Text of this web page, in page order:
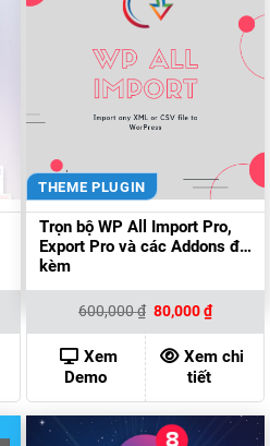
₫.
THEME PLUGIN
Trọn bộ WP All Import Pro,
Export Pro và các Addons đi
kèm
600,000₫ Giá
gốc
là:
600,000 ₫.
80,000₫Giá
hiện
tại
là:
80,000
Xem
Demo
Xem chi
tiết